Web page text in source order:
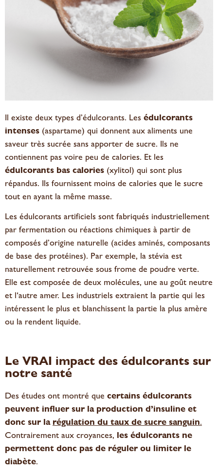
Il existe deux types d’édulcorants. Les édulcorants
intenses (aspartame) qui donnent aux aliments une
saveur très sucrée sans apporter de sucre. Ils ne
contiennent pas voire peu de calories. Et les
édulcorants bas calories (xylitol) qui sont plus
répandus. Ils fournissent moins de calories que le sucre
tout en ayant la même masse.
Les édulcorants artificiels sont fabriqués industriellement
par fermentation ou réactions chimiques à partir de
composés d’origine naturelle (acides aminés, composants
de base des protéines). Par exemple, la stévia est
naturellement retrouvée sous frome de poudre verte.
Elle est composée de deux molécules, une au goût neutre
et l‘autre amer. Les industriels extraient la partie qui les
intéressent le plus et blanchissent la partie la plus amère
ou la rendent liquide.
Le VRAI impact des édulcorants sur
notre santé
Des études ont montré que certains édulcorants
peuvent influer sur la production d’insuline et
donc sur la régulation du taux de sucre sanguin.
Contrairement aux croyances, les édulcorants ne
permettent donc pas de réguler ou limiter le
diabète.